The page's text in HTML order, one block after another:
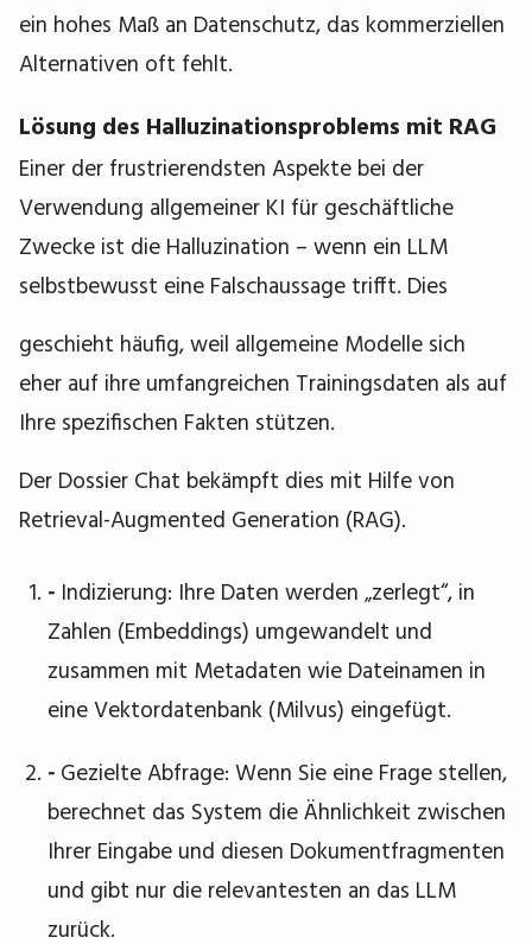
ein hohes Maß an Datenschutz, das kommerziellen
Alternativen oft fehlt.
Lösung des Halluzinationsproblems mit RAG
Einer der frustrierendsten Aspekte bei der
Verwendung allgemeiner KI für geschäftliche
Zwecke ist die Halluzination – wenn ein LLM
selbstbewusst eine Falschaussage trifft. Dies
geschieht häufig, weil allgemeine Modelle sich
eher auf ihre umfangreichen Trainingsdaten als auf
Ihre spezifischen Fakten stützen.
Der Dossier Chat bekämpft dies mit Hilfe von
Retrieval-Augmented Generation (RAG).
- Indizierung: Ihre Daten werden „zerlegt“, in
Zahlen (Embeddings) umgewandelt und
zusammen mit Metadaten wie Dateinamen in
eine Vektordatenbank (Milvus) eingefügt.
- Gezielte Abfrage: Wenn Sie eine Frage stellen,
berechnet das System die Ähnlichkeit zwischen
Ihrer Eingabe und diesen Dokumentfragmenten
und gibt nur die relevantesten an das LLM
zurück.